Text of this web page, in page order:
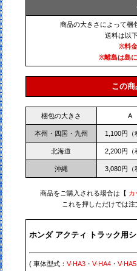
商品の大きさによって梱
送料は以
※料
※離島は島
この
梱包の大きさ A
本州・四国・九州 1,100円（
北海道 2,200円（
沖縄 3,080円（
商品をご購入される場合は【 カ
これを押しただけでは
ホンダ アクティ トラック用
( 車体型式： V-HA3・ V-HA4・ V-HA5